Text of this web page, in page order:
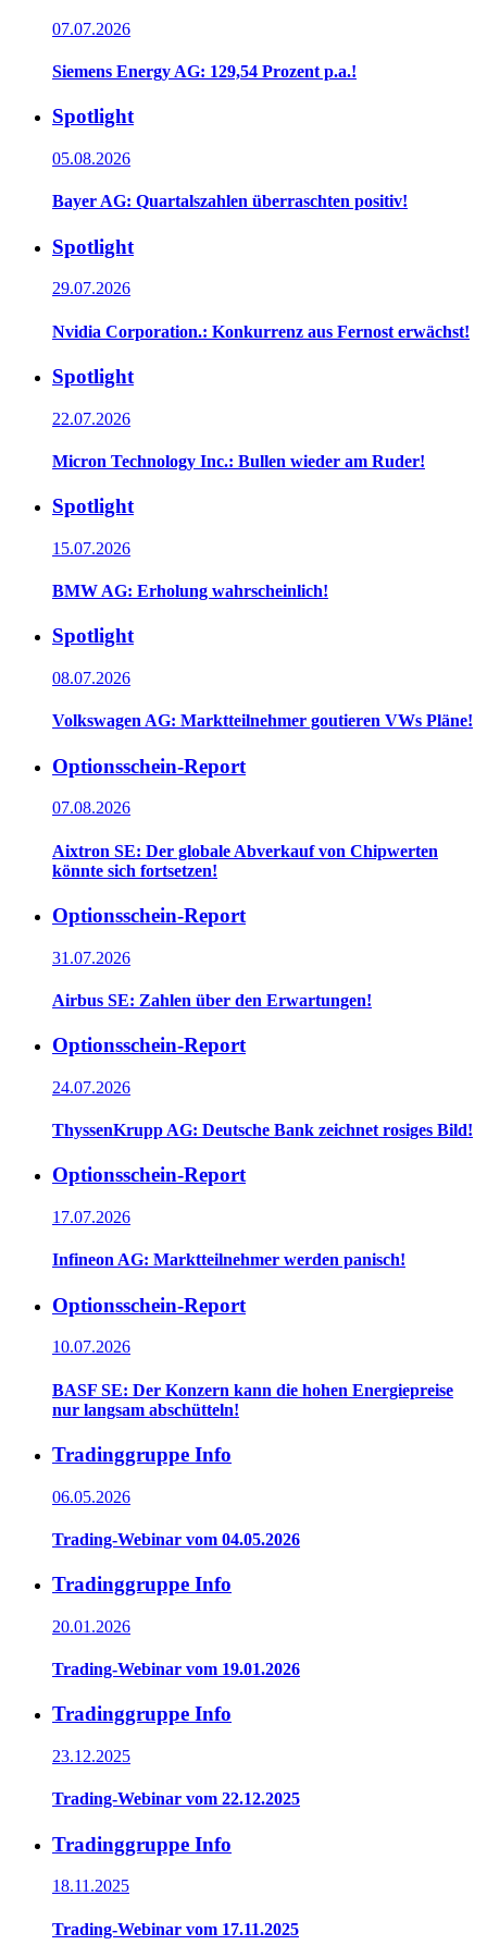
07.07.2026
Siemens Energy AG: 129,54 Prozent p.a.!
Spotlight
05.08.2026
Bayer AG: Quartalszahlen überraschten positiv!
Spotlight
29.07.2026
Nvidia Corporation.: Konkurrenz aus Fernost erwächst!
Spotlight
22.07.2026
Micron Technology Inc.: Bullen wieder am Ruder!
Spotlight
15.07.2026
BMW AG: Erholung wahrscheinlich!
Spotlight
08.07.2026
Volkswagen AG: Marktteilnehmer goutieren VWs Pläne!
Optionsschein-Report
07.08.2026
Aixtron SE: Der globale Abverkauf von Chipwerten
könnte sich fortsetzen!
Optionsschein-Report
31.07.2026
Airbus SE: Zahlen über den Erwartungen!
Optionsschein-Report
24.07.2026
ThyssenKrupp AG: Deutsche Bank zeichnet rosiges Bild!
Optionsschein-Report
17.07.2026
Infineon AG: Marktteilnehmer werden panisch!
Optionsschein-Report
10.07.2026
BASF SE: Der Konzern kann die hohen Energiepreise
nur langsam abschütteln!
Tradinggruppe Info
06.05.2026
Trading-Webinar vom 04.05.2026
Tradinggruppe Info
20.01.2026
Trading-Webinar vom 19.01.2026
Tradinggruppe Info
23.12.2025
Trading-Webinar vom 22.12.2025
Tradinggruppe Info
18.11.2025
Trading-Webinar vom 17.11.2025